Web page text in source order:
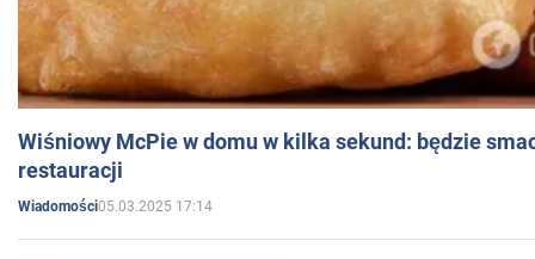
Wiśniowy McPie w domu w kilka sekund: będzie
restauracji
Wiadomości05.03.2025 17:14